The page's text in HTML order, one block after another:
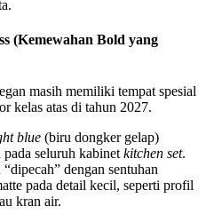
(Kemewahan Bold yang
masih memiliki tempat spesial
kelas atas di tahun 2027.
blue (biru dongker gelap)
seluruh kabinet kitchen set.
dengan sentuhan
pada detail kecil, seperti profil
kran air.